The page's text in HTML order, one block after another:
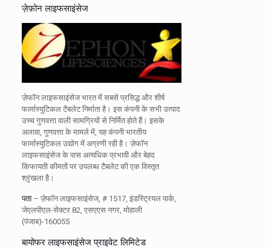
ज़ेफ़ोन लाइफसाइंसेज
ज़ेफॉन लाइफसाइंसेज भारत में सबसे प्रसिद्ध और शीर्ष
फार्मास्युटिकल टैबलेट निर्माता है। इस कंपनी के सभी उत्पाद
उच्च गुणवत्ता वाली सामग्रियों से निर्मित होते हैं। इसके
अलावा, गुणवत्ता के मामले में, यह कंपनी भारतीय
फार्मास्युटिकल उद्योग में अग्रणी रही है। ज़ेफॉन
लाइफसाइंसेज के पास अत्यधिक प्रभावी और बेहद
किफायती कीमतों पर उपलब्ध टैबलेट की एक विस्तृत
श्रृंखला है।
पता– ज़ेफॉन लाइफसाइंसेज, # 1517, इंडस्ट्रियल पार्क,
जेएलपीएल-सेक्टर 82, एसएएस नगर, मोहाली
(पंजाब)-160055
बायोफर लाइफसाइंसेज प्राइवेट लिमिटेड